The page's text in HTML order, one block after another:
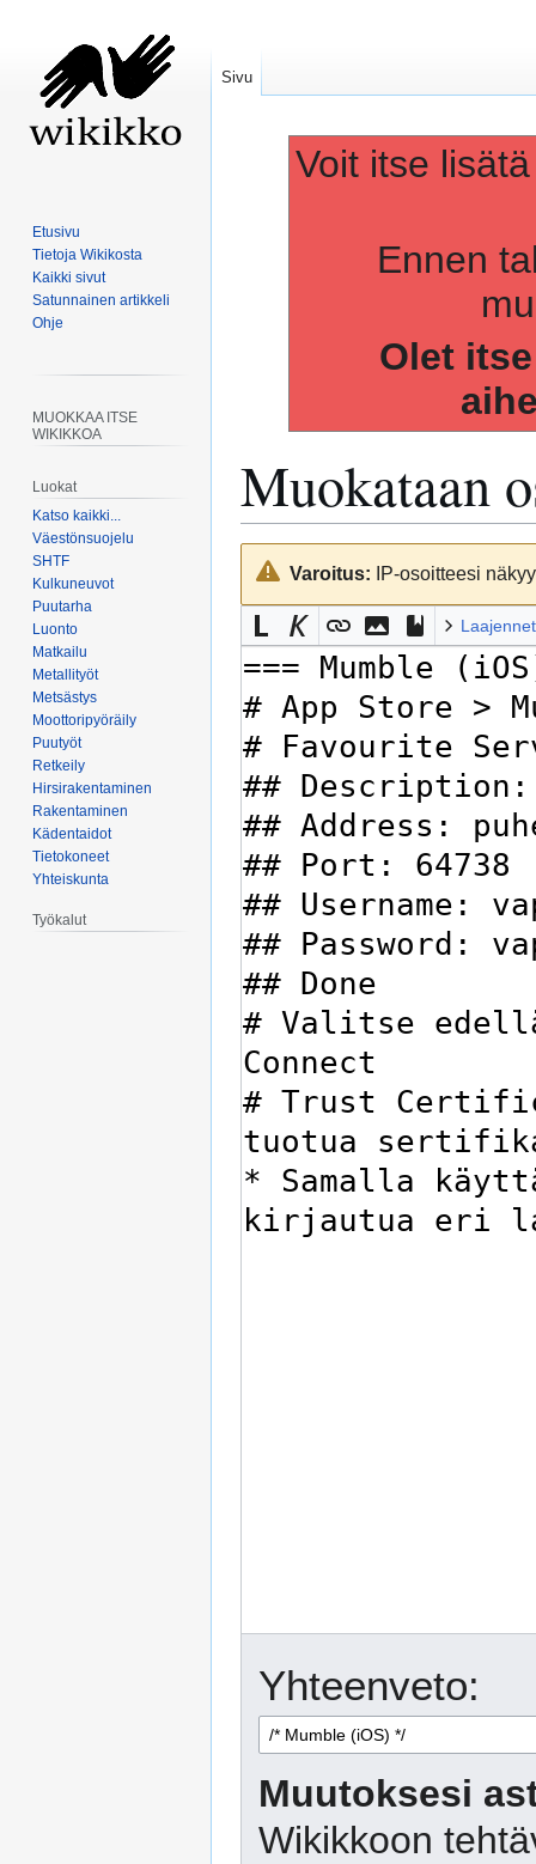
Voit itse
Ennen
Olet
Muokataan
Siirry
navigaatioon
Siirry
hakuunVaroitus: IP-osoitteesi
Yhteenveto:
Muutoksesi
Wikikkoon
Sivu
Etusivu
Tietoja Wikikosta
Kaikki sivut
Satunnainen artikkeli
Ohje
MUOKKAA ITSE
WIKIKKOA
Luokat
Katso kaikki...
Väestönsuojelu
SHTF
Kulkuneuvot
Puutarha
Luonto
Matkailu
Metallityöt
Metsästys
Moottoripyöräily
Puutyöt
Retkeily
Hirsirakentaminen
Rakentaminen
Kädentaidot
Tietokoneet
Yhteiskunta
Työkalut